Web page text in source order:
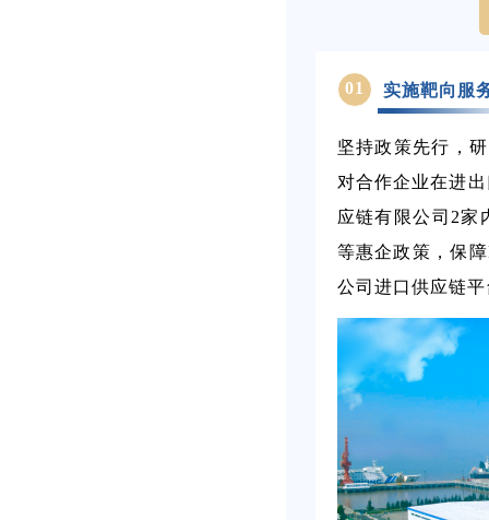
01 实施靶向服
坚持政策先行，
对合作企业在进
应链有限公司2家
等惠企政策，保
公司进口供应链